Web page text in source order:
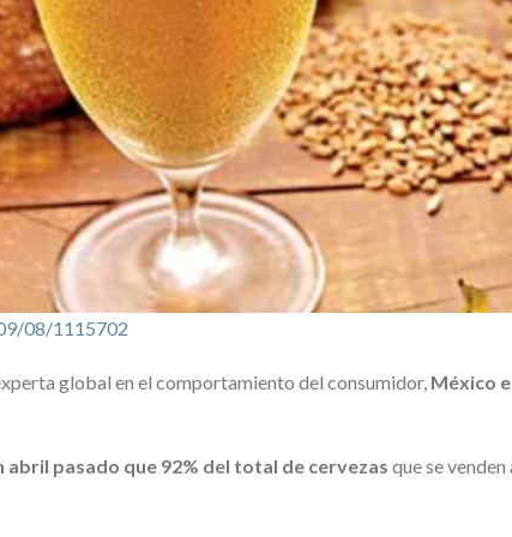
08/1115702
global en el comportamiento del consumidor, México
abril pasado que 92% del total de cervezas que se